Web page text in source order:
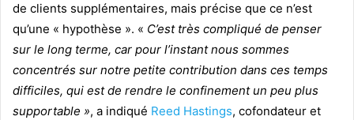
de clients supplémentaires, mais précise que ce n’est
qu’une « hypothèse ». « C’est très compliqué de penser
sur le long terme, car pour l’instant nous sommes
concentrés sur notre petite contribution dans ces temps
difficiles, qui est de rendre le confinement un peu plus
supportable », a indiqué Reed Hastings, cofondateur et